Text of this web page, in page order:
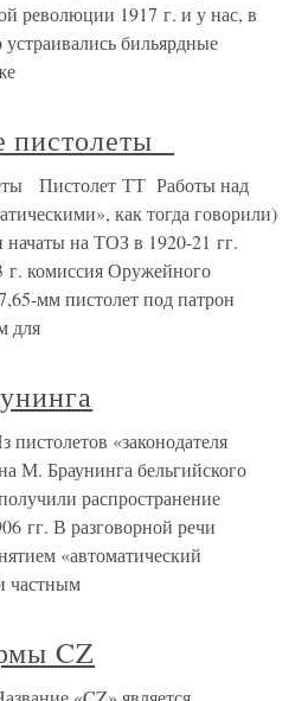
революции 1917 г. и у нас, в
бильярдные
пистолеты
Пистолет ТТ Работы над
как тогда говорили)
на ТОЗ в 1920-21 гг.
комиссия Оружейного
мм пистолет под патрон
для
«законодателя
М. Браунинга бельгийского
распространение
гг. В разговорной речи
«автоматический
частным
CZ